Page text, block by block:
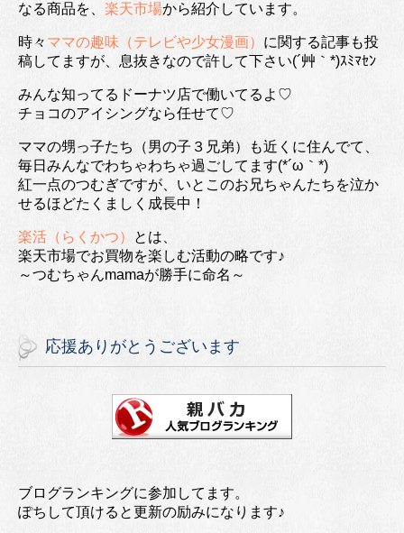
なる商品を、 楽天市場から紹介しています。
時々 ママの趣味（テレビや少女漫画） に関する記事も投
稿してますが、息抜きなので許して下さい(´艸｀*)ｽﾐﾏｾﾝ
みんな知ってるドーナツ店で働いてるよ♡
チョコのアイシングなら任せて♡
ママの甥っ子たち（男の子３兄弟）も近くに住んでて、
毎日みんなでわちゃわちゃ過ごしてます(*´ω｀*)
紅一点のつむぎですが、いとこのお兄ちゃんたちを泣か
せるほどたくましく成長中！
楽活（らくかつ）
とは、
楽天市場でお買物を楽しむ活動の略です♪
～つむちゃんmamaが勝手に命名～
応援ありがとうございます
ブログランキングに参加してます。
ぽちして頂けると更新の励みになります♪